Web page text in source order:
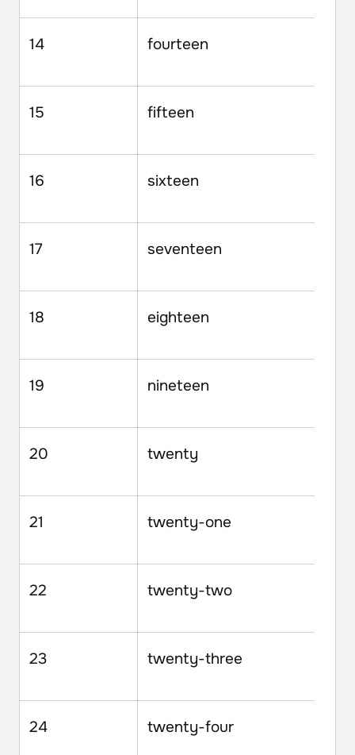
14 fourteen
15 fifteen
16 sixteen
17 seventeen
18 eighteen
19 nineteen
20 twenty
21 twenty-one
22 twenty-two
23 twenty-three
24 twenty-four